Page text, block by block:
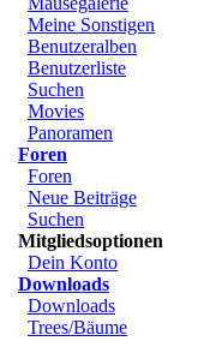
Meine Sonstigen
Benutzeralben
Benutzerliste
Suchen
Movies
Panoramen
Foren
Foren
Neue Beiträge
Suchen
Mitgliedsoptionen
Dein Konto
Downloads
Downloads
Trees/Bäume